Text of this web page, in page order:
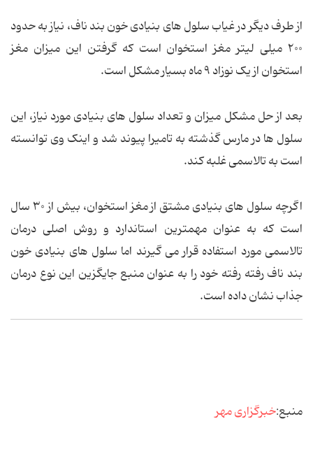
از طرف دیگر در غیاب سلول های بنیادی خون بند ناف، نیاز به حدود
۲۰۰ میلی لیتر مغز استخوان است که گرفتن این میزان مغز
استخوان از یک نوزاد ۹ ماه بسیار مشکل است.
بعد از حل مشکل میزان و تعداد سلول های بنیادی مورد نیاز، این
سلول ها در مارس گذشته به تامیرا پیوند شد و اینک وی توانسته
است به تالاسمی غلبه کند.
اگرچه سلول های بنیادی مشتق از مغز استخوان، بیش از ۳۰ سال
است که به عنوان مهمترین استاندارد و روش اصلی درمان
تالاسمی مورد استفاده قرار می گیرند اما سلول های بنیادی خون
بند ناف رفته رفته خود را به عنوان منبع جایگزین این نوع درمان
جذاب نشان داده است.
منبع:خبرگزاری مهر